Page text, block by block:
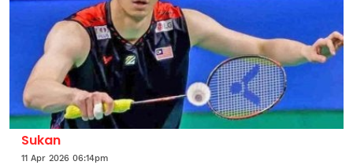
Sukan
11 Apr 2026 06:14pm